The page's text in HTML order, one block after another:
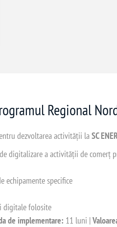
Regional
dezvoltarea activității laSC
digitalizare a activității de
echipamente specifice
digitale folosite
de implementare: 11 luni |